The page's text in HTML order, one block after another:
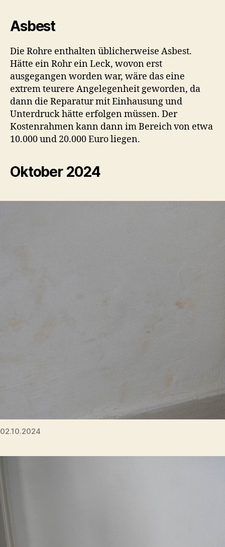
Asbest
Die Rohre enthalten üblicherweise Asbest.
Hätte ein Rohr ein Leck, wovon erst
ausgegangen worden war, wäre das eine
extrem teurere Angelegenheit geworden, da
dann die Reparatur mit Einhausung und
Unterdruck hätte erfolgen müssen. Der
Kostenrahmen kann dann im Bereich von etwa
10.000 und 20.000 Euro liegen.
Oktober 2024
02.10.2024